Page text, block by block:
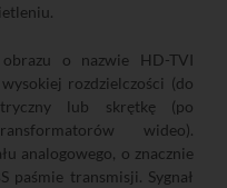
o nazwie HD-TVI
rozdzielczości (do
lub skrętkę (po
wideo).
analogowego, o znacznie
paśmie transmisji. Sygnał